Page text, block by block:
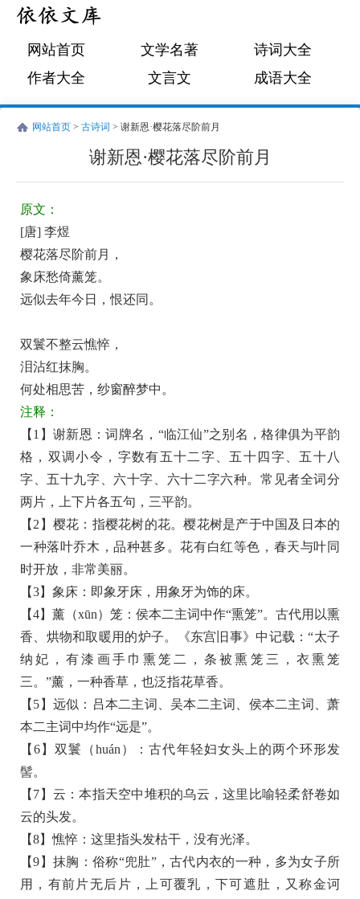
网站首页 文学名著
诗词大全
作者大全
文言文 成语大全
网站首页 > 古诗词 > 谢新恩·樱花落尽阶前月
谢新恩·樱花落尽阶前月
唐
李
煜
古
诗
词:
谢
新
恩
樱
花
落
尽
阶
前
月
原
文
翻
译
+全
文
注
释
译
文
+原
著
赏
析
原文：
[唐] 李煜
樱花落尽阶前月，
象床愁倚薰笼。
远似去年今日，恨还同。
双鬟不整云憔悴，
泪沾红抹胸。
何处相思苦，纱窗醉梦中。
注释：
【1】谢新恩：词牌名，“临江仙”之别名，格律俱为平韵
格，双调小令，字数有五十二字、五十四字、五十八
字、五十九字、六十字、六十二字六种。常见者全词分
两片，上下片各五句，三平韵。
【2】樱花：指樱花树的花。樱花树是产于中国及日本的
一种落叶乔木，品种甚多。花有白红等色，春天与叶同
时开放，非常美丽。
【3】象床：即象牙床，用象牙为饰的床。
【4】薰（xūn）笼：侯本二主词中作“熏笼”。古代用以熏
香、烘物和取暖用的炉子。《东宫旧事》中记载：“太子
纳妃，有漆画手巾熏笼二，条被熏笼三，衣熏笼
三。”薰，一种香草，也泛指花草香。
【5】远似：吕本二主词、吴本二主词、侯本二主词、萧
本二主词中均作“远是”。
【6】双鬟（huán）：古代年轻妇女头上的两个环形发
髻。
【7】云：本指天空中堆积的乌云，这里比喻轻柔舒卷如
云的头发。
【8】憔悴：这里指头发枯干，没有光泽。
【9】抹胸：俗称“兜肚”，古代内衣的一种，多为女子所
用，有前片无后片，上可覆乳，下可遮肚，又称金诃